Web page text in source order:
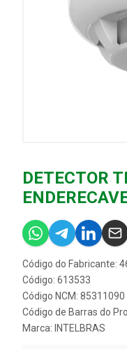
DETECTOR
Código do Fabricante:
Código: 613533
Código NCM: 85311090
Código de Barras do
Marca: INTELBRAS